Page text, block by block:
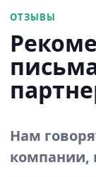
ОТЗЫВЫ
Нам
компании,